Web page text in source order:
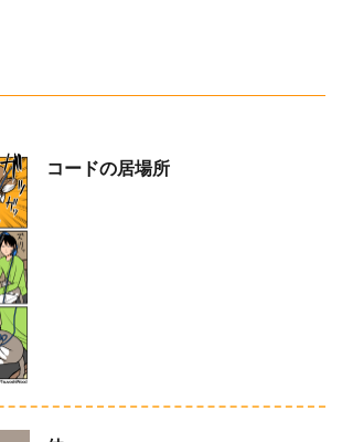
コードの居場所